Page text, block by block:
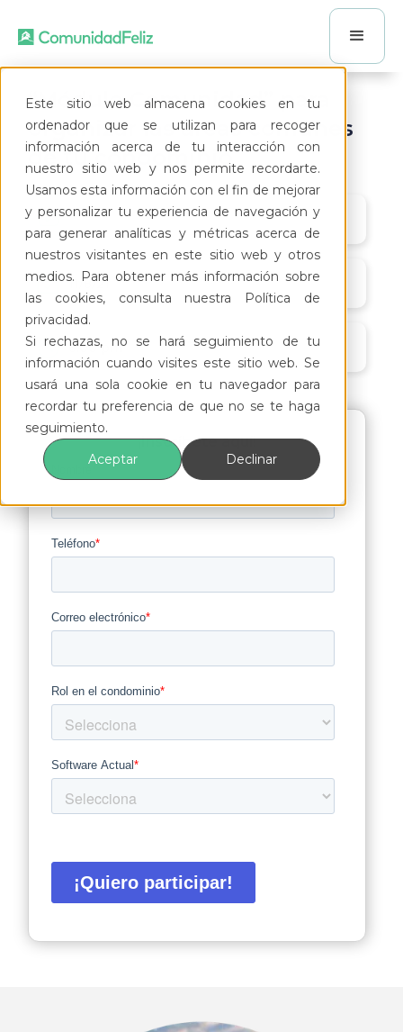
Este sitio web almacena cookies en tu
ordenador que se utilizan para recoger
información acerca de tu interacción con
nuestro sitio web y nos permite recordarte.
Usamos esta información con el fin de mejorar
y personalizar tu experiencia de navegación y
para generar analíticas y métricas acerca de
nuestros visitantes en este sitio web y otros
medios. Para obtener más información sobre
las cookies, consulta nuestra Política de
privacidad.
Si rechazas, no se hará seguimiento de tu
información cuando visites este sitio web. Se
usará una sola cookie en tu navegador para
recordar tu preferencia de que no se te haga
seguimiento.
Aceptar
Declinar
“Módulo Comunidad” para
organizar las áreas comunes
de tu condominio
11/8/21
6:00 pm
¡Inscríbete aquí!